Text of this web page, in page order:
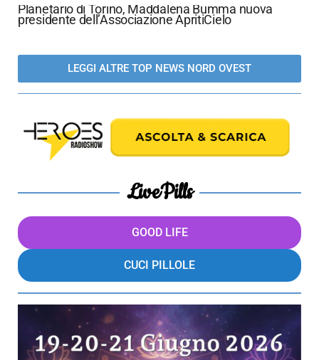
Planetario di Torino, Maddalena Bumma nuova
presidente dell’Associazione ApritiCielo
LEGGI ALTRE TOP NEWS NORD OVEST
LivePills
GOOD LIFE
CUCI PILLOLE